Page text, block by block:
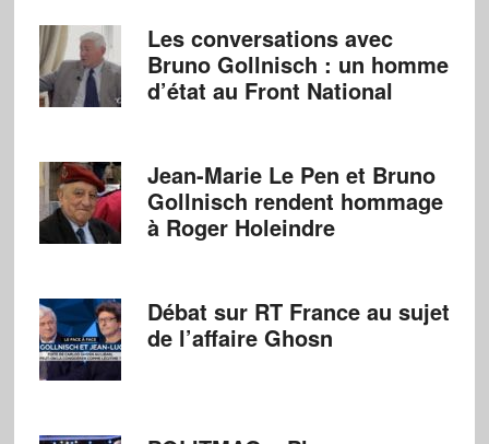
Les conversations avec
Bruno Gollnisch : un homme
d’état au Front National
Jean-Marie Le Pen et Bruno
Gollnisch rendent hommage
à Roger Holeindre
Débat sur RT France au sujet
de l’affaire Ghosn